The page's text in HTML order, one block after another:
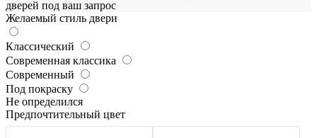
дверей под ваш запрос
Желаемый стиль двери
Классический
Современная классика
Современный
Под покраску
Не определился
Предпочтительный цвет